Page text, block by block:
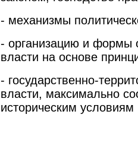
- механизмы
- организацию и формы
власти на основе
- государственно-
власти, максимально
историческим